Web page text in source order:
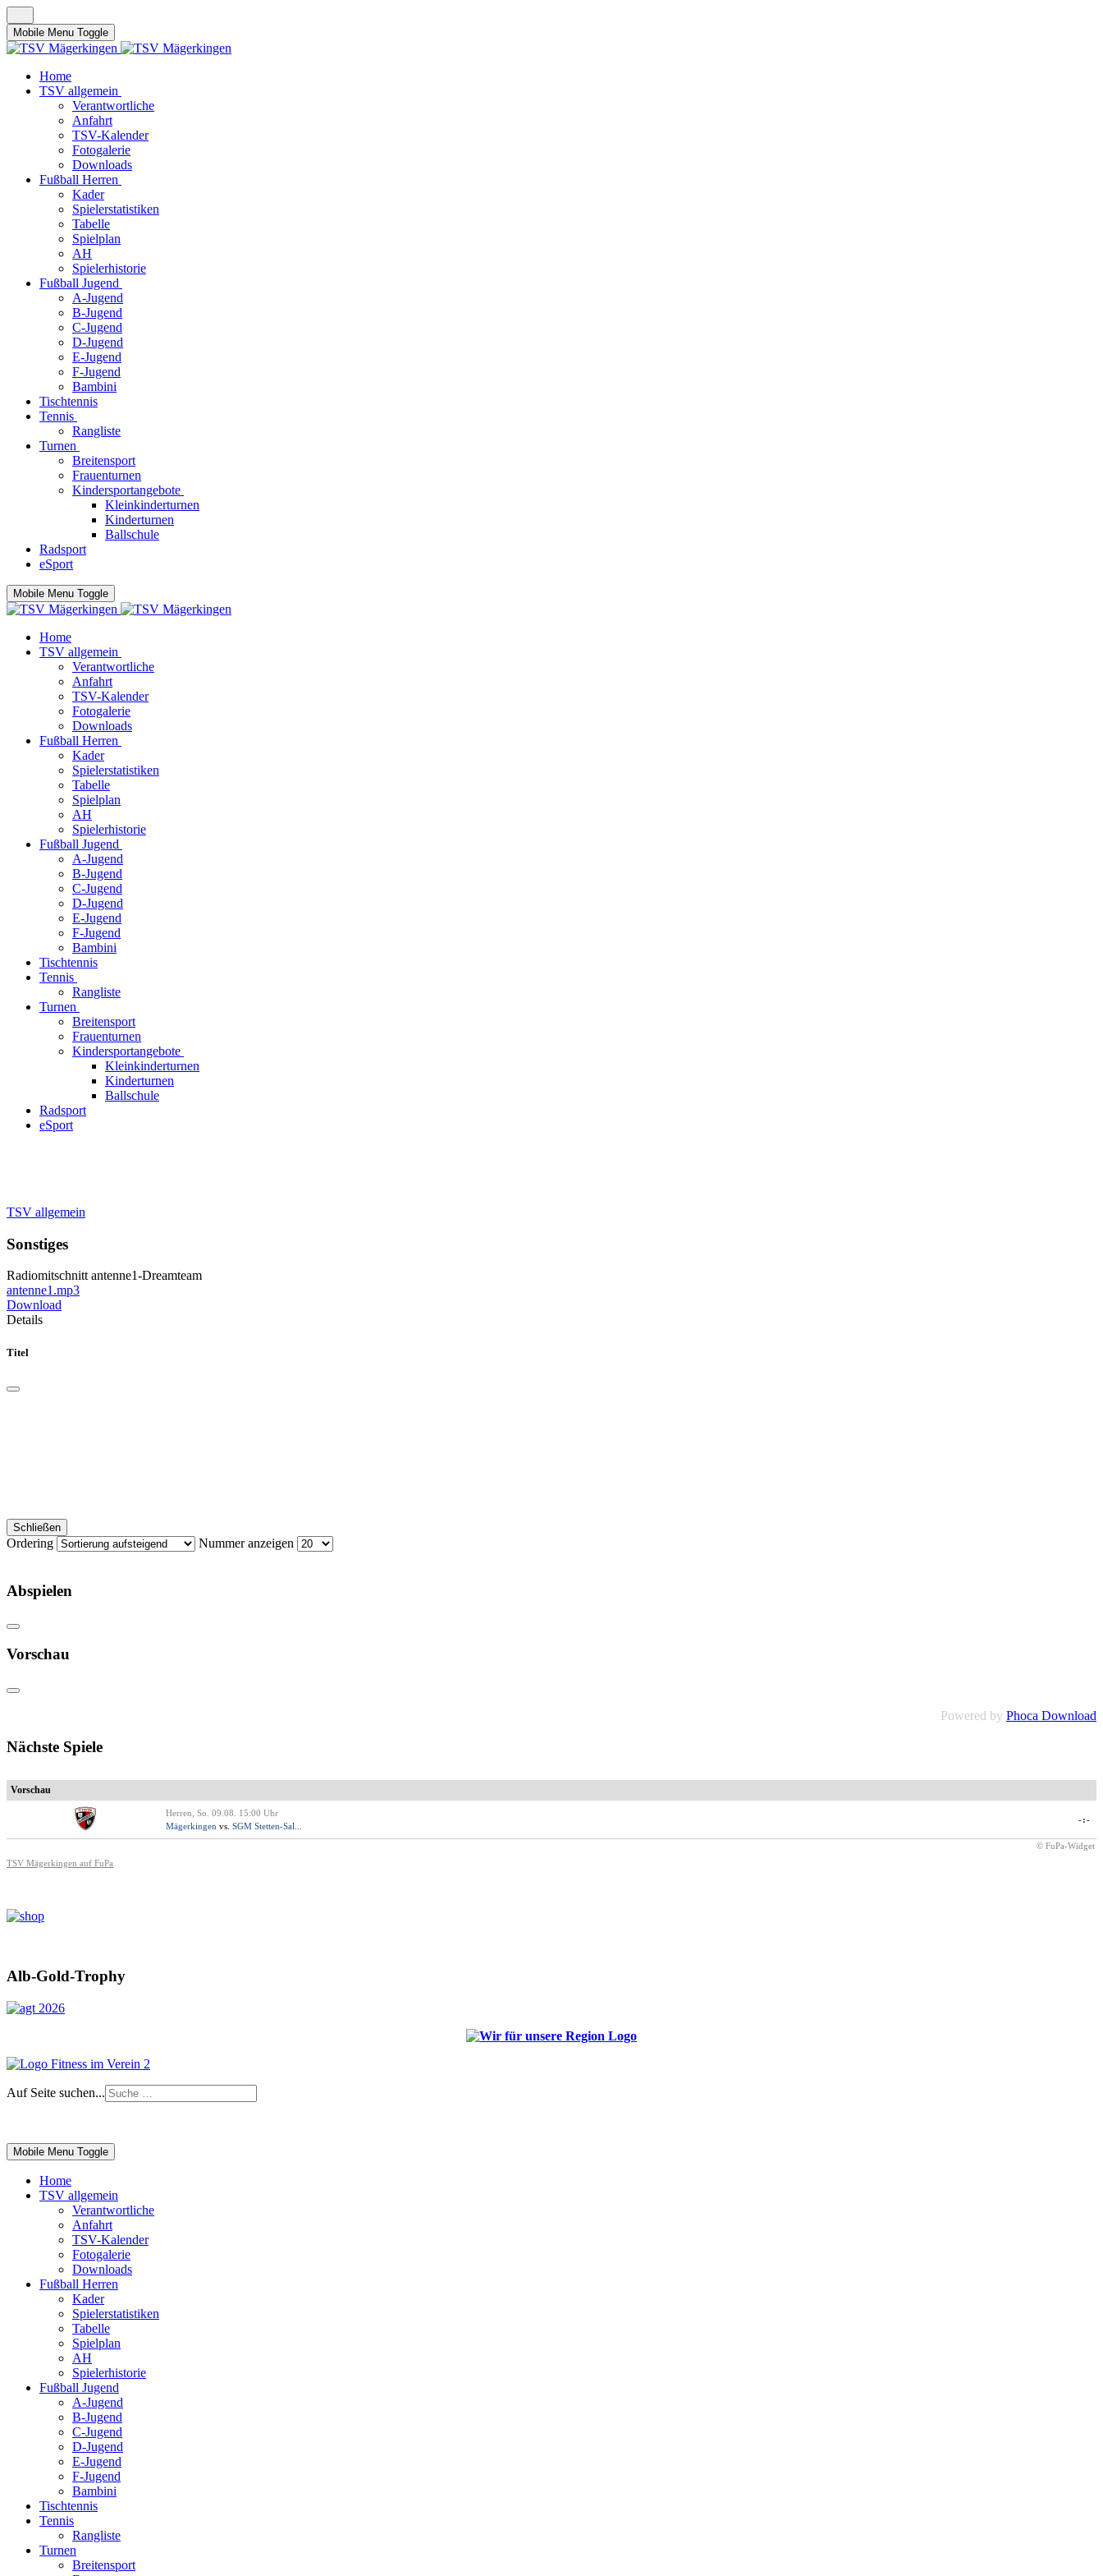
Mobile Menu Toggle
Home
TSV allgemein
Verantwortliche
Anfahrt
TSV-Kalender
Fotogalerie
Downloads
Fußball Herren
Kader
Spielerstatistiken
Tabelle
Spielplan
AH
Spielerhistorie
Fußball Jugend
A-Jugend
B-Jugend
C-Jugend
D-Jugend
E-Jugend
F-Jugend
Bambini
Tischtennis
Tennis
Rangliste
Turnen
Breitensport
Frauenturnen
Kindersportangebote
Kleinkinderturnen
Kinderturnen
Ballschule
Radsport
eSport
Mobile Menu Toggle
Home
TSV allgemein
Verantwortliche
Anfahrt
TSV-Kalender
Fotogalerie
Downloads
Fußball Herren
Kader
Spielerstatistiken
Tabelle
Spielplan
AH
Spielerhistorie
Fußball Jugend
A-Jugend
B-Jugend
C-Jugend
D-Jugend
E-Jugend
F-Jugend
Bambini
Tischtennis
Tennis
Rangliste
Turnen
Breitensport
Frauenturnen
Kindersportangebote
Kleinkinderturnen
Kinderturnen
Ballschule
Radsport
eSport
TSV allgemein
Sonstiges
Radiomitschnitt antenne1-Dreamteam
antenne1.mp3
Download
Details
Titel
Schließen
Ordering Nummer anzeigen
Abspielen
Vorschau
Powered by Phoca Download
Nächste Spiele
Vorschau
Herren, So. 09.08. 15:00 Uhr
Mägerkingen vs. SGM Stetten-Sal...
-:-
© FuPa-Widget
TSV Mägerkingen auf FuPa
Alb-Gold-Trophy
Auf Seite suchen...
Mobile Menu Toggle
Home
TSV allgemein
Verantwortliche
Anfahrt
TSV-Kalender
Fotogalerie
Downloads
Fußball Herren
Kader
Spielerstatistiken
Tabelle
Spielplan
AH
Spielerhistorie
Fußball Jugend
A-Jugend
B-Jugend
C-Jugend
D-Jugend
E-Jugend
F-Jugend
Bambini
Tischtennis
Tennis
Rangliste
Turnen
Breitensport